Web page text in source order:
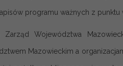
programu ważnych z
Zarząd Województwa
Mazowieckim a